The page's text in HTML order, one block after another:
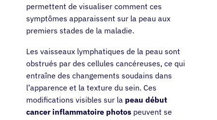
permettent de visualiser comment ces
symptômes apparaissent sur la peau aux
premiers stades de la maladie.
Les vaisseaux lymphatiques de la peau sont
obstrués par des cellules cancéreuses, ce qui
entraîne des changements soudains dans
l’apparence et la texture du sein. Ces
modifications visibles sur la peau début
cancer inflammatoire photos peuvent se